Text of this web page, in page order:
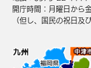
開庁時間：月曜日から
（但し、国民の祝日及